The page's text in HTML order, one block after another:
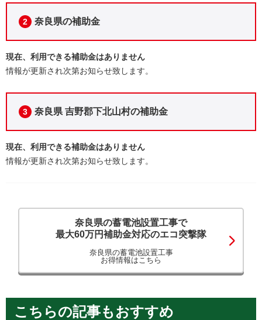
2 奈良県の補助金
現在、利用できる補助金はありません
情報が更新され次第お知らせ致します。
3 奈良県 吉野郡下北山村の補助金
現在、利用できる補助金はありません
情報が更新され次第お知らせ致します。
奈良県の蓄電池設置工事で
最大60万円補助金対応のエコ突撃隊
奈良県の蓄電池設置工事
お得情報はこちら
こちらの記事もおすすめ